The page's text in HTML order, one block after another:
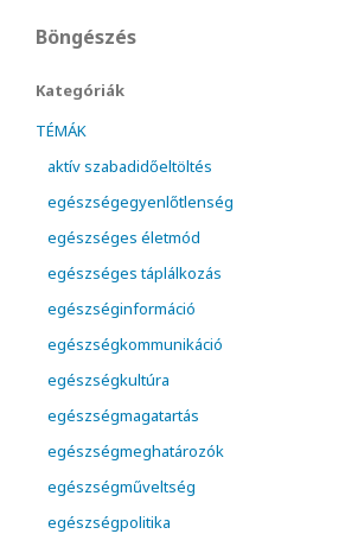
Böngészés
Kategóriák
TÉMÁK
aktív szabadidőeltöltés
egészségegyenlőtlenség
egészséges életmód
egészséges táplálkozás
egészséginformáció
egészségkommunikáció
egészségkultúra
egészségmagatartás
egészségmeghatározók
egészségműveltség
egészségpolitika